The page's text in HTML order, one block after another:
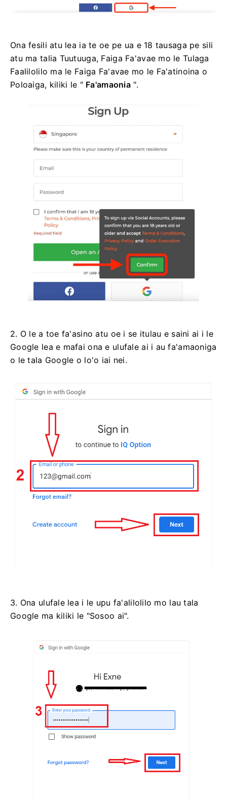
Ona fesili atu lea ia te oe pe ua e 18 tausaga pe sili
atu ma talia Tuutuuga, Faiga Fa'avae mo le Tulaga
Faalilolilo ma le Faiga Fa'avae mo le Fa'atinoina o
Poloaiga, kiliki le " Fa'amaonia".
2. O le a toe fa'asino atu oe i se itulau e saini ai i le
Google lea e mafai ona e ulufale ai i au fa'amaoniga
o le tala Google o lo'o iai nei.
3. Ona ulufale lea i le upu fa'alilolilo mo lau tala
Google ma kiliki le "Sosoo ai".